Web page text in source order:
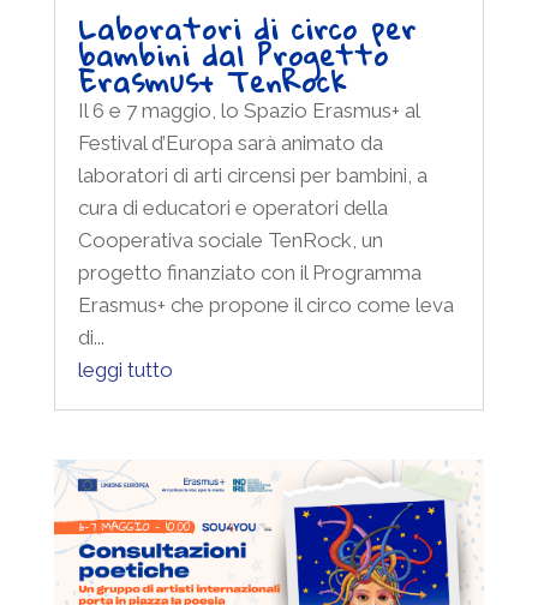
Laboratori di circo per
bambini dal Progetto
Erasmus+ TenRock
Il 6 e 7 maggio, lo Spazio Erasmus+ al
Festival d’Europa sarà animato da
laboratori di arti circensi per bambini, a
cura di educatori e operatori della
Cooperativa sociale TenRock, un
progetto finanziato con il Programma
Erasmus+ che propone il circo come leva
di...
leggi tutto